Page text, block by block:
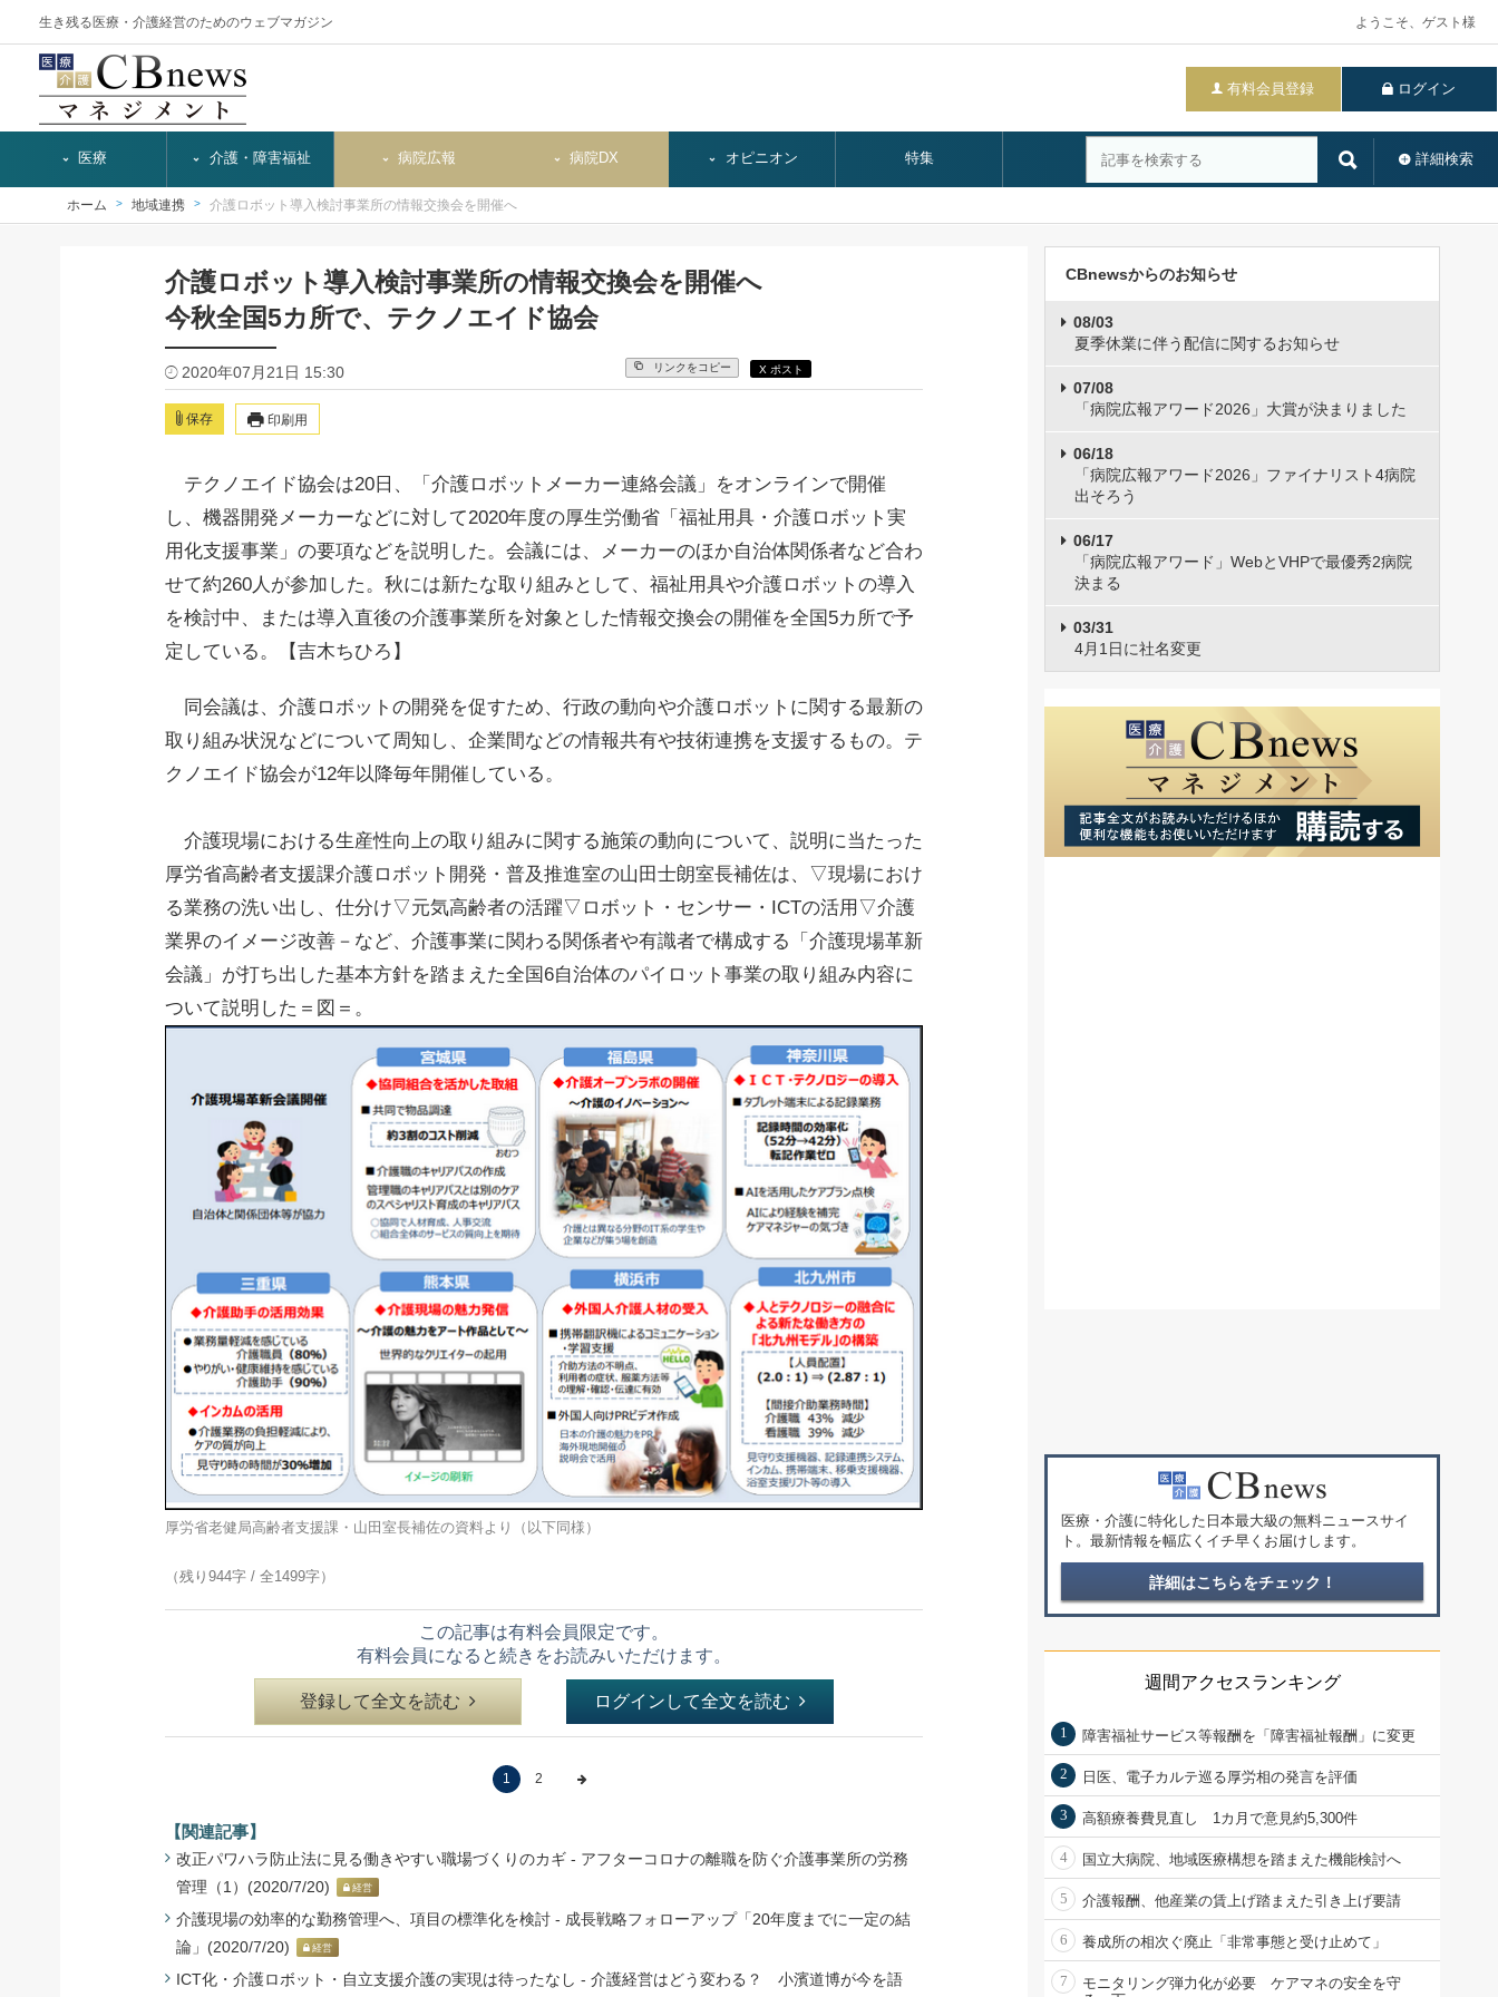
生き残る医療・介護経営のためのウェブマガジン ようこそ、ゲスト様
有料会員登録 ログイン
詳細検索
医療 介護・障害福祉 病院広報 病院DX オピニオン 特集
ホーム 地域連携 介護ロボット導入検討事業所の情報交換会を開催へ
介護ロボット導入検討事業所の情報交換会を開催へ
今秋全国5カ所で、テクノエイド協会
2020年07月21日 15:30 リンクをコピー X ポスト
保存 印刷用
テクノエイド協会は20日、「介護ロボットメーカー連絡会議」をオンラインで開催
し、機器開発メーカーなどに対して2020年度の厚生労働省「福祉用具・介護ロボット実
用化支援事業」の要項などを説明した。会議には、メーカーのほか自治体関係者など合わ
せて約260人が参加した。秋には新たな取り組みとして、福祉用具や介護ロボットの導入
を検討中、または導入直後の介護事業所を対象とした情報交換会の開催を全国5カ所で予
定している。【吉木ちひろ】
同会議は、介護ロボットの開発を促すため、行政の動向や介護ロボットに関する最新の
取り組み状況などについて周知し、企業間などの情報共有や技術連携を支援するもの。テ
クノエイド協会が12年以降毎年開催している。
介護現場における生産性向上の取り組みに関する施策の動向について、説明に当たった
厚労省高齢者支援課介護ロボット開発・普及推進室の山田士朗室長補佐は、▽現場におけ
る業務の洗い出し、仕分け▽元気高齢者の活躍▽ロボット・センサー・ICTの活用▽介護
業界のイメージ改善－など、介護事業に関わる関係者や有識者で構成する「介護現場革新
会議」が打ち出した基本方針を踏まえた全国6自治体のパイロット事業の取り組み内容に
ついて説明した＝図＝。
厚労省老健局高齢者支援課・山田室長補佐の資料より（以下同様）
（残り944字 / 全1499字）
この記事は有料会員限定です。
有料会員になると続きをお読みいただけます。
登録して全文を読む ログインして全文を読む
1 2
【関連記事】
改正パワハラ防止法に見る働きやすい職場づくりのカギ - アフターコロナの離職を防ぐ介護事業所の労務
管理（1）(2020/7/20)
経営
介護現場の効率的な勤務管理へ、項目の標準化を検討 - 成長戦略フォローアップ「20年度までに一定の結
論」(2020/7/20)
経営
ICT化・介護ロボット・自立支援介護の実現は待ったなし - 介護経営はどう変わる？ 小濱道博が今を語
CBnewsからのお知らせ
08/03
夏季休業に伴う配信に関するお知らせ
07/08
「病院広報アワード2026」大賞が決まりました
06/18
「病院広報アワード2026」ファイナリスト4病院
出そろう
06/17
「病院広報アワード」WebとVHPで最優秀2病院
決まる
03/31
4月1日に社名変更
医療・介護に特化した日本最大級の無料ニュースサイ
ト。最新情報を幅広くイチ早くお届けします。
詳細はこちらをチェック！
週間アクセスランキング
1 障害福祉サービス等報酬を「障害福祉報酬」に変更
2 日医、電子カルテ巡る厚労相の発言を評価
3 高額療養費見直し 1カ月で意見約5,300件
4 国立大病院、地域医療構想を踏まえた機能検討へ
5 介護報酬、他産業の賃上げ踏まえた引き上げ要請
6 養成所の相次ぐ廃止「非常事態と受け止めて」
7
モニタリング弾力化が必要 ケアマネの安全を守